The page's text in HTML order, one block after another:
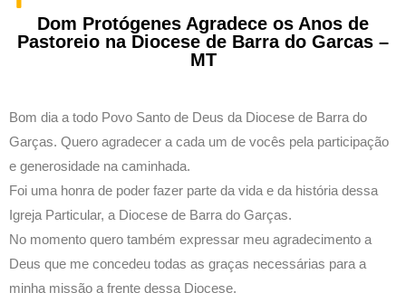
Dom Protógenes Agradece os Anos de
Pastoreio na Diocese de Barra do Garcas –
MT
Bom dia a todo Povo Santo de Deus da Diocese de Barra do
Garças. Quero agradecer a cada um de vocês pela participação
e generosidade na caminhada.
Foi uma honra de poder fazer parte da vida e da história dessa
Igreja Particular, a Diocese de Barra do Garças.
No momento quero também expressar meu agradecimento a
Deus que me concedeu todas as graças necessárias para a
minha missão a frente dessa Diocese.